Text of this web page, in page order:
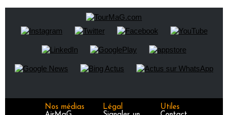
Nos médias
Légal
Utiles